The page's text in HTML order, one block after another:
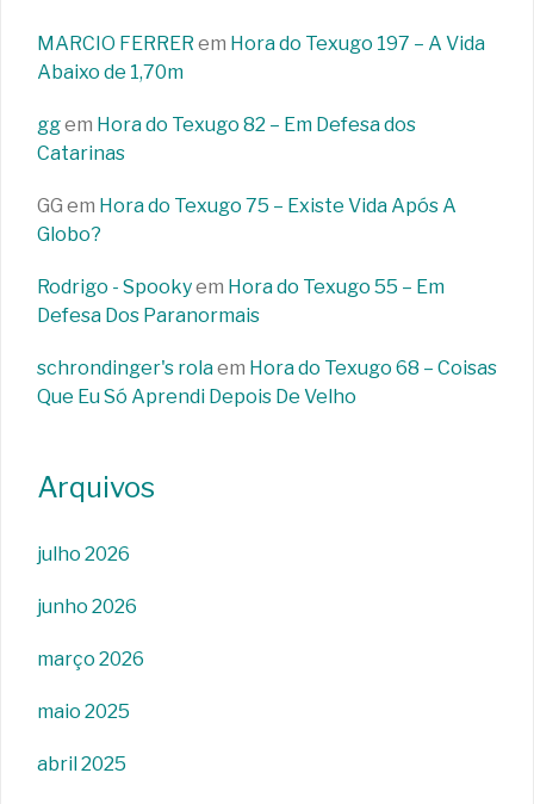
MARCIO FERRER em Hora do Texugo 197 – A Vida
Abaixo de 1,70m
ggem Hora do Texugo 82 – Em Defesa dos
Catarinas
GG em Hora do Texugo 75 – Existe Vida Após A
Globo?
Rodrigo - Spookyem Hora do Texugo 55 – Em
Defesa Dos Paranormais
schrondinger's rolaem Hora do Texugo 68 – Coisas
Que Eu Só Aprendi Depois De Velho
Arquivos
julho 2026
junho 2026
março 2026
maio 2025
abril 2025